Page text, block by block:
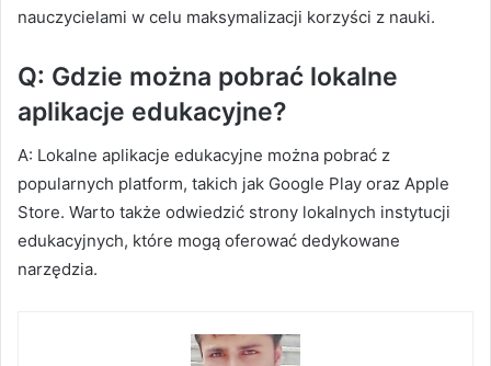
nauczycielami w celu maksymalizacji korzyści z nauki.
Q: Gdzie można pobrać lokalne
aplikacje edukacyjne?
A: Lokalne aplikacje edukacyjne można pobrać z
popularnych platform, takich jak Google Play oraz Apple
Store. Warto także odwiedzić strony lokalnych instytucji
edukacyjnych, które mogą oferować dedykowane
narzędzia.